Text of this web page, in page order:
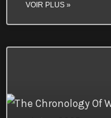
VOIR PLUS »